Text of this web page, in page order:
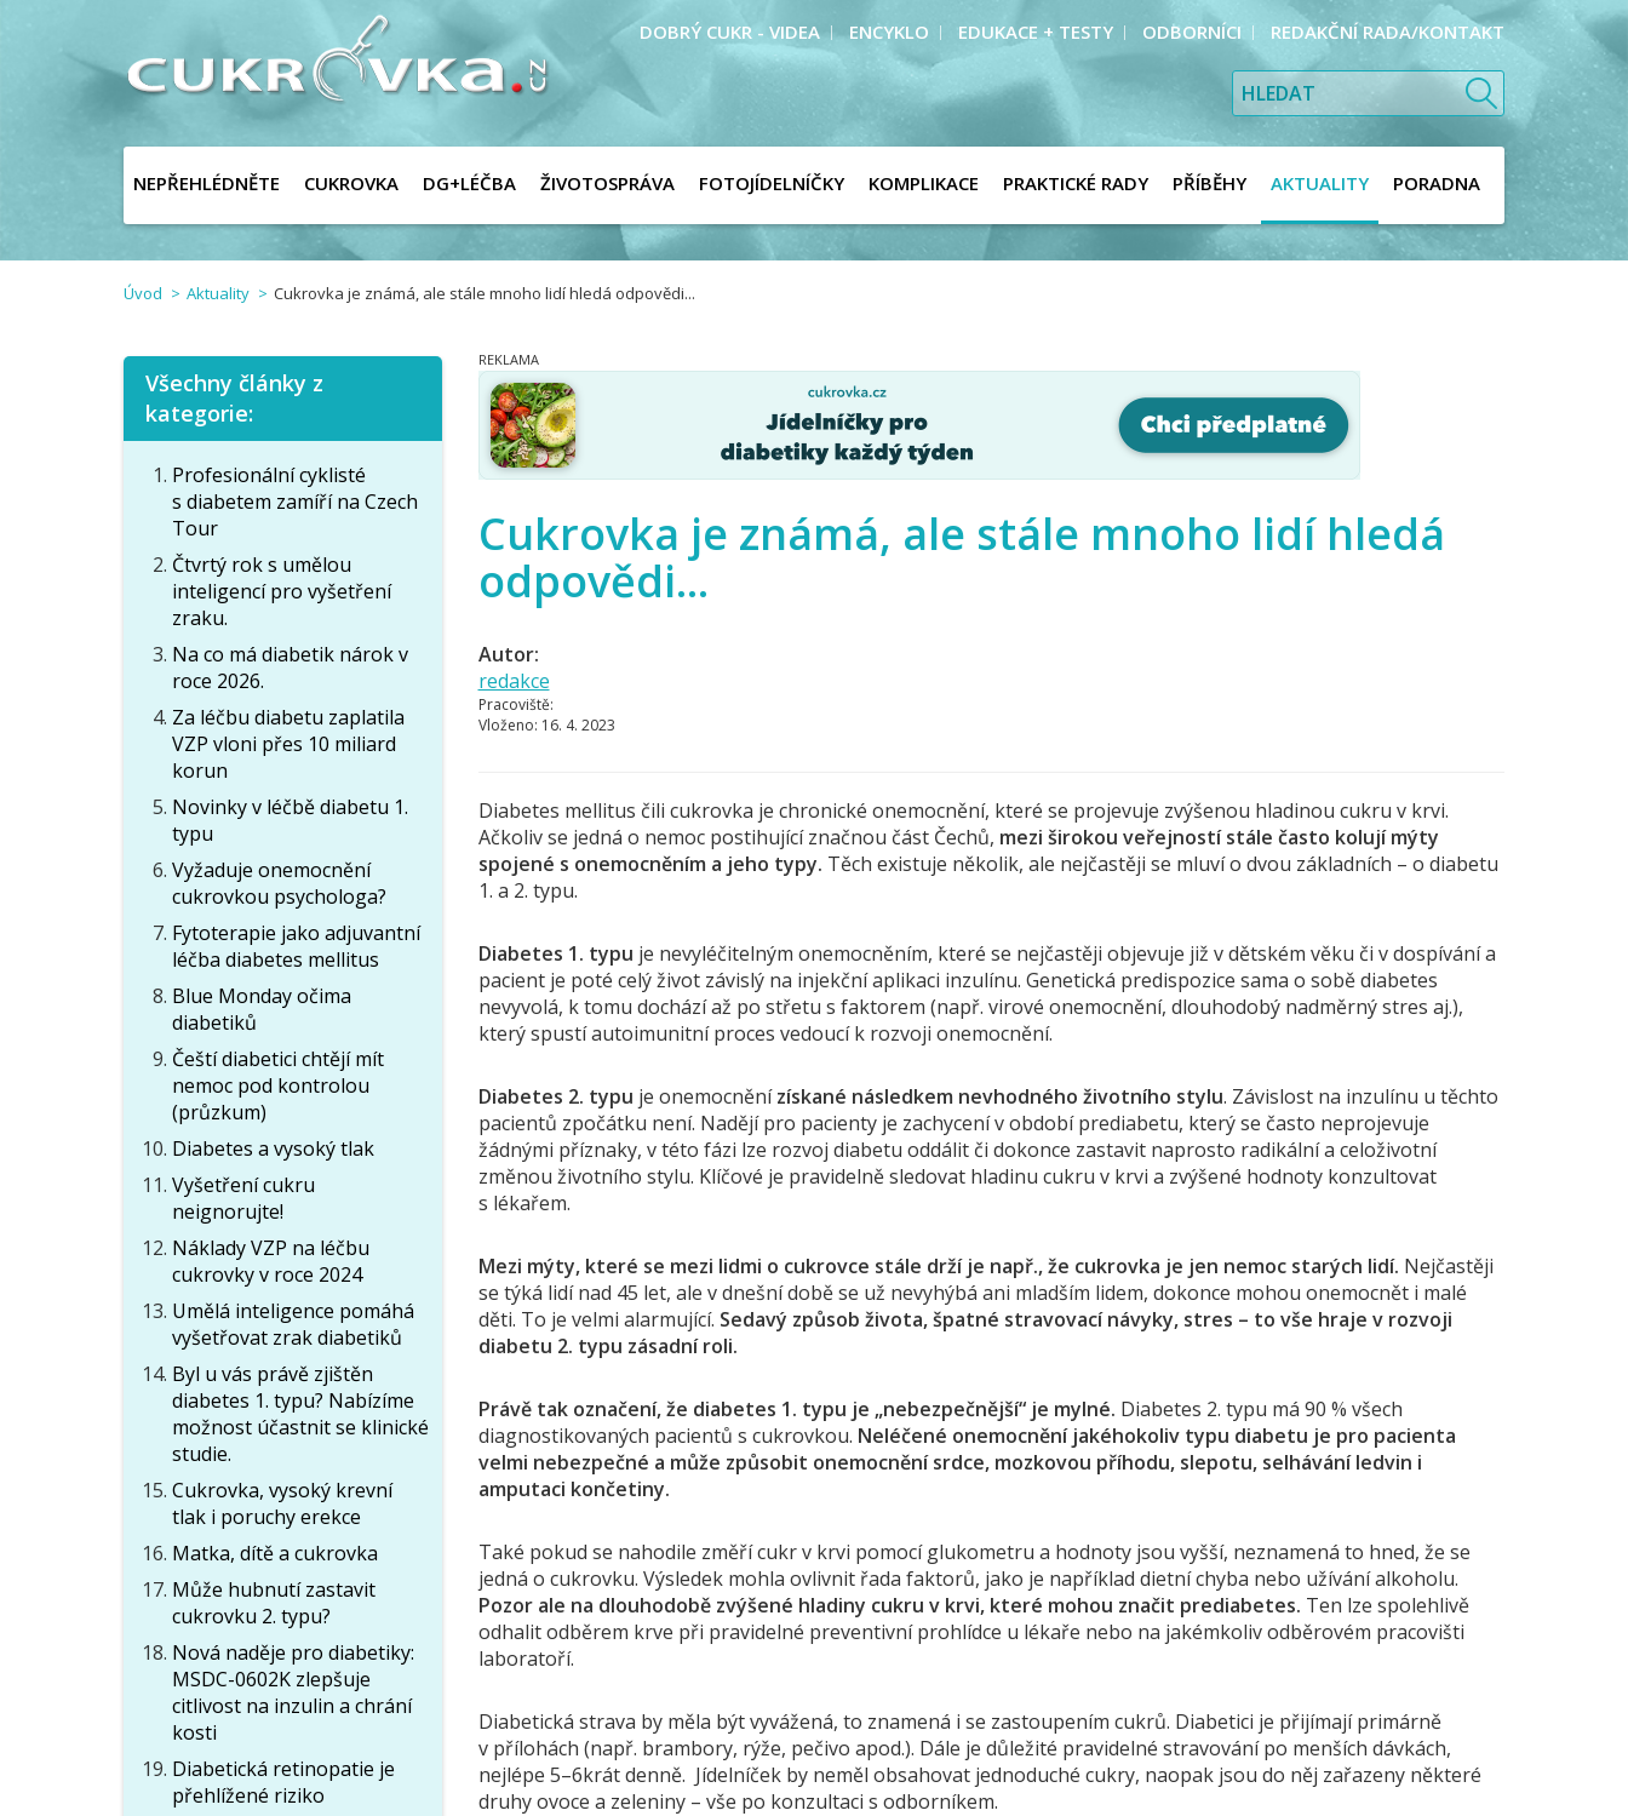
DOBRÝ CUKR - VIDEA ENCYKLO EDUKACE + TESTY ODBORNÍCI REDAKČNÍ RADA/KONTAKT
NEPŘEHLÉDNĚTE CUKROVKA DG+LÉČBA ŽIVOTOSPRÁVA FOTOJÍDELNÍČKY KOMPLIKACE PRAKTICKÉ RADY PŘÍBĚHY AKTUALITY PORADNA
Úvod Aktuality Cukrovka je známá, ale stále mnoho lidí hledá odpovědi...
Cukrovka je známá, ale stále mnoho lidí hledá
odpovědi...
Autor:
redakce
Pracoviště:
Vloženo: 16. 4. 2023
Diabetes mellitus čili cukrovka je chronické onemocnění, které se projevuje zvýšenou hladinou cukru v krvi.
Ačkoliv se jedná o nemoc postihující značnou část Čechů, mezi širokou veřejností stále často kolují mýty
spojené s onemocněním a jeho typy. Těch existuje několik, ale nejčastěji se mluví o dvou základních – o diabetu
1. a 2. typu.
Diabetes 1. typu je nevyléčitelným onemocněním, které se nejčastěji objevuje již v dětském věku či v dospívání a
pacient je poté celý život závislý na injekční aplikaci inzulínu. Genetická predispozice sama o sobě diabetes
nevyvolá, k tomu dochází až po střetu s faktorem (např. virové onemocnění, dlouhodobý nadměrný stres aj.),
který spustí autoimunitní proces vedoucí k rozvoji onemocnění.
Diabetes 2. typu je onemocněnízískané následkem nevhodného životního stylu. Závislost na inzulínu u těchto
pacientů zpočátku není. Nadějí pro pacienty je zachycení v období prediabetu, který se často neprojevuje
žádnými příznaky, v této fázi lze rozvoj diabetu oddálit či dokonce zastavit naprosto radikální a celoživotní
změnou životního stylu. Klíčové je pravidelně sledovat hladinu cukru v krvi a zvýšené hodnoty konzultovat
s lékařem.
Mezi mýty, které se mezi lidmi o cukrovce stále drží je např., že cukrovka je jen nemoc starých lidí. Nejčastěji
se týká lidí nad 45 let, ale v dnešní době se už nevyhýbá ani mladším lidem, dokonce mohou onemocnět i malé
děti. To je velmi alarmující. Sedavý způsob života, špatné stravovací návyky, stres – to vše hraje v rozvoji
diabetu 2. typu zásadní roli.
Právě tak označení, že diabetes 1. typu je „nebezpečnější“ je mylné. Diabetes 2. typu má 90 % všech
diagnostikovaných pacientů s cukrovkou. Neléčené onemocnění jakéhokoliv typu diabetu je pro pacienta
velmi nebezpečné a může způsobit onemocnění srdce, mozkovou příhodu, slepotu, selhávání ledvin i
amputaci končetiny.
Také pokud se nahodile změří cukr v krvi pomocí glukometru a hodnoty jsou vyšší, neznamená to hned, že se
jedná o cukrovku. Výsledek mohla ovlivnit řada faktorů, jako je například dietní chyba nebo užívání alkoholu.
Pozor ale na dlouhodobě zvýšené hladiny cukru v krvi, které mohou značit prediabetes. Ten lze spolehlivě
odhalit odběrem krve při pravidelné preventivní prohlídce u lékaře nebo na jakémkoliv odběrovém pracovišti
laboratoří.
Diabetická strava by měla být vyvážená, to znamená i se zastoupením cukrů. Diabetici je přijímají primárně
v přílohách (např. brambory, rýže, pečivo apod.). Dále je důležité pravidelné stravování po menších dávkách,
nejlépe 5–6krát denně. Jídelníček by neměl obsahovat jednoduché cukry, naopak jsou do něj zařazeny některé
druhy ovoce a zeleniny – vše po konzultaci s odborníkem.
Všechny články z
kategorie:
Profesionální cyklisté
s diabetem zamíří na Czech
Tour
Čtvrtý rok s umělou
inteligencí pro vyšetření
zraku.
Na co má diabetik nárok v
roce 2026.
Za léčbu diabetu zaplatila
VZP vloni přes 10 miliard
korun
Novinky v léčbě diabetu 1.
typu
Vyžaduje onemocnění
cukrovkou psychologa?
Fytoterapie jako adjuvantní
léčba diabetes mellitus
Blue Monday očima
diabetiků
Čeští diabetici chtějí mít
nemoc pod kontrolou
(průzkum)
Diabetes a vysoký tlak
Vyšetření cukru
neignorujte!
Náklady VZP na léčbu
cukrovky v roce 2024
Umělá inteligence pomáhá
vyšetřovat zrak diabetiků
Byl u vás právě zjištěn
diabetes 1. typu? Nabízíme
možnost účastnit se klinické
studie.
Cukrovka, vysoký krevní
tlak i poruchy erekce
Matka, dítě a cukrovka
Může hubnutí zastavit
cukrovku 2. typu?
Nová naděje pro diabetiky:
MSDC-0602K zlepšuje
citlivost na inzulin a chrání
kosti
Diabetická retinopatie je
přehlížené riziko